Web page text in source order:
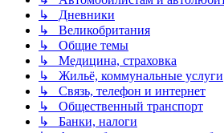
↳ Дневники
↳ Великобритания
↳ Общие темы
↳ Медицина, страховка
↳ Жильё, коммунальные услуги
↳ Связь, телефон и интернет
↳ Общественный транспорт
↳ Банки, налоги